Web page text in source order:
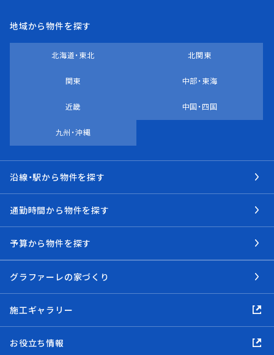
地域から物件を探す
北海道・東北 北関東
関東 中部・東海
近畿 中国・四国
九州・沖縄
沿線・駅から物件を探す
通勤時間から物件を探す
予算から物件を探す
グラファーレの家づくり
施工ギャラリー
お役立ち情報